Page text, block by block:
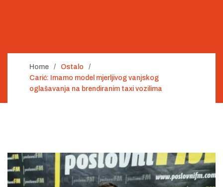
Home
Ostalo
Carić: Imamo model mjerljivog vanjskog
oglašavanja na brendiranim taxi vozilima